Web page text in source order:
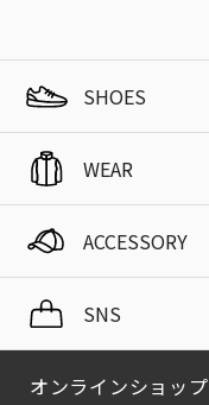
SHOES
WEAR
ACCESSORY
SNS
オンラインショップ